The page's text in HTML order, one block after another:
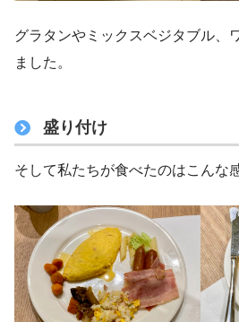
グラタンやミックスベジタブル、
ました。
盛り付け
そして私たちが食べたのはこんな